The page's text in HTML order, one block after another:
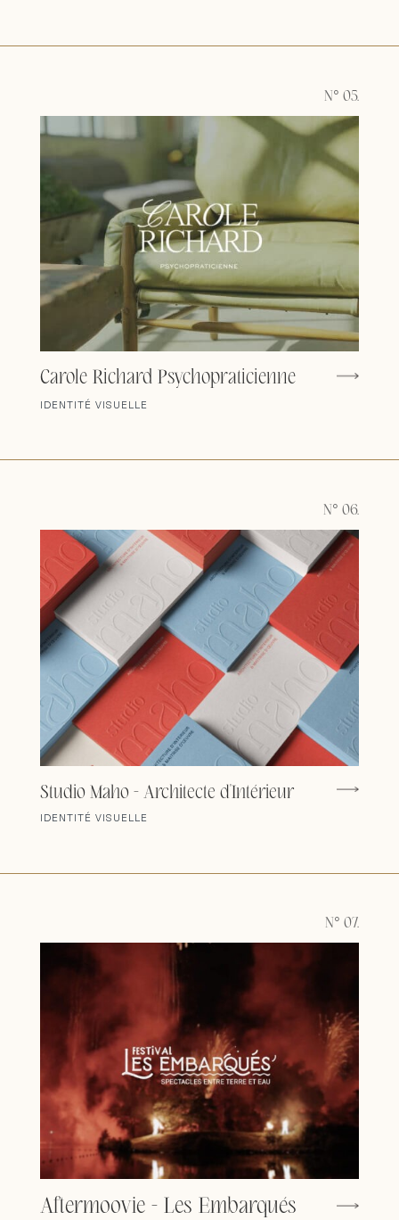
N° 05.
Carole Richard Psychopraticienne
IDENTITÉ VISUELLE
N° 06.
Studio Maho - Architecte d'Intérieur
IDENTITÉ VISUELLE
N° 07.
Aftermoovie - Les Embarqués